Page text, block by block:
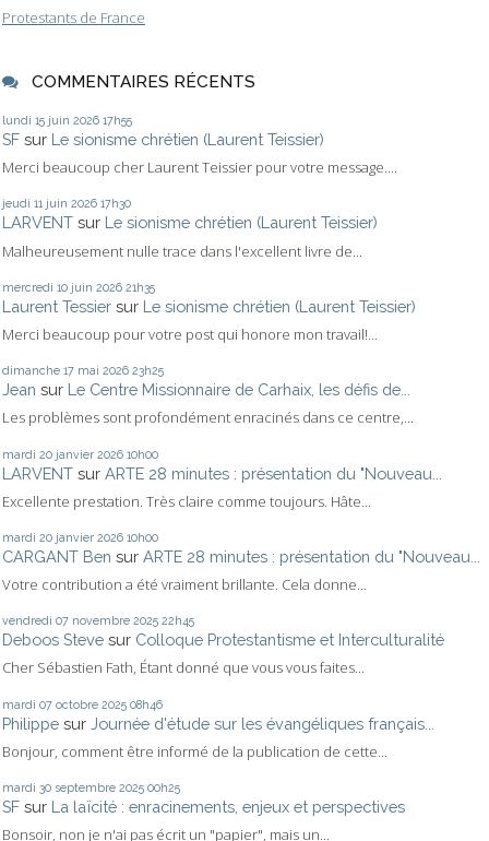
Protestants de France
COMMENTAIRES RÉCENTS
lundi 15 juin 2026 17h55
SF sur Le sionisme chrétien (Laurent Teissier)
Merci beaucoup cher Laurent Teissier pour votre message....
jeudi 11 juin 2026 17h30
LARVENT sur Le sionisme chrétien (Laurent Teissier)
Malheureusement nulle trace dans l'excellent livre de...
mercredi 10 juin 2026 21h35
Laurent Tessier sur Le sionisme chrétien (Laurent Teissier)
Merci beaucoup pour votre post qui honore mon travail!...
dimanche 17 mai 2026 23h25
Jean sur Le Centre Missionnaire de Carhaix, les défis de...
Les problèmes sont profondément enracinés dans ce centre,...
mardi 20 janvier 2026 10h00
LARVENT sur ARTE 28 minutes : présentation du "Nouveau...
Excellente prestation. Très claire comme toujours. Hâte...
mardi 20 janvier 2026 10h00
CARGANT Ben sur ARTE 28 minutes : présentation du "Nouveau...
Votre contribution a été vraiment brillante. Cela donne...
vendredi 07 novembre 2025 22h45
Deboos Steve sur Colloque Protestantisme et Interculturalité
Cher Sébastien Fath, Étant donné que vous vous faites...
mardi 07 octobre 2025 08h46
Philippe sur Journée d'étude sur les évangéliques français...
Bonjour, comment être informé de la publication de cette...
mardi 30 septembre 2025 00h25
SF sur La laïcité : enracinements, enjeux et perspectives
Bonsoir, non je n'ai pas écrit un "papier", mais un...